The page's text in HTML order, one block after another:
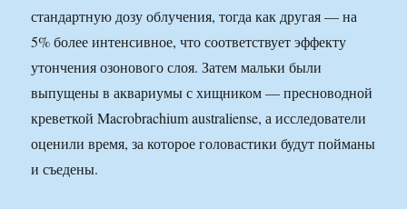
стандартную дозу облучения, тогда как другая — на
5% более интенсивное, что соответствует эффекту
утончения озонового слоя. Затем мальки были
выпущены в аквариумы с хищником — пресноводной
креветкой Macrobrachium australiense, а исследователи
оценили время, за которое головастики будут пойманы
и съедены.